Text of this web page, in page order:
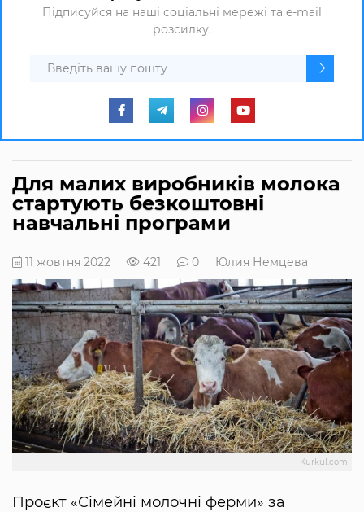
Підписуйся на наші соціальні мережі та e-mail
розсилку.
Для малих виробників молока
стартують безкоштовні
навчальні програми
11 жовтня 2022 421 0 Юлия Немцева
Kurkul.com
Проєкт «Сімейні молочні ферми» за